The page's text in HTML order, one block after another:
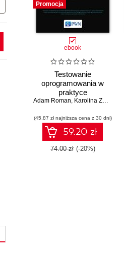
Promocja
ebook
Testowanie
oprogramowania w
praktyce
Adam Roman, Karolina Zmitrowicz
(45,87 zł najniższa cena z 30 dni)
59.20 zł
74.00 zł (-20%)